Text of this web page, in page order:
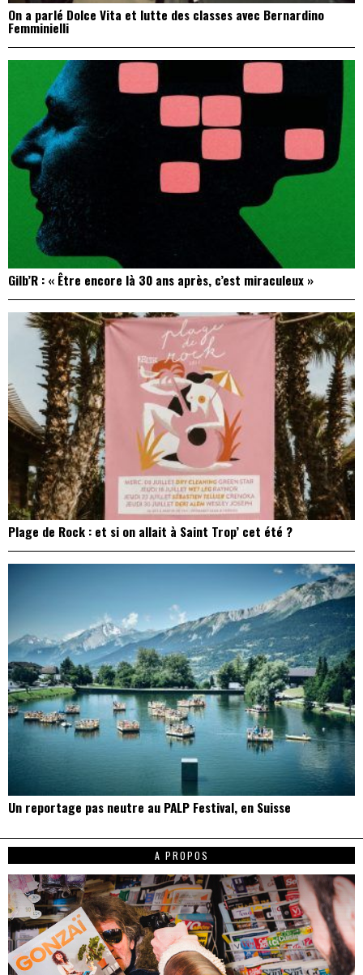
On a parlé Dolce Vita et lutte des classes avec Bernardino
Femminielli
Gilb’R : « Être encore là 30 ans après, c’est miraculeux »
Plage de Rock : et si on allait à Saint Trop’ cet été ?
Un reportage pas neutre au PALP Festival, en Suisse
A PROPOS